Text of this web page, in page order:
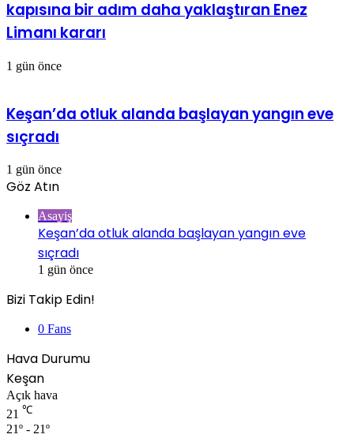
kapısına bir adım daha yaklaştıran Enez
Limanı kararı
1 gün önce
Keşan’da otluk alanda başlayan yangın eve
sıçradı
1 gün önce
Göz Atın
Asayiş
Keşan’da otluk alanda başlayan yangın eve
sıçradı
1 gün önce
Bizi Takip Edin!
0 Fans
Hava Durumu
Keşan
Açık hava
21 ℃
21º - 21º